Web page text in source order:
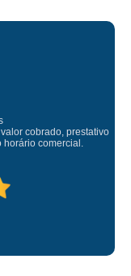
cobrado, prestativo
horário comercial.